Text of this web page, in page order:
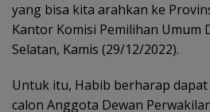
yang bisa kita arahkan ke
Kantor Komisi Pemilihan Umum
Selatan, Kamis (29/12/2022).
Untuk itu, Habib berharap
calon Anggota Dewan